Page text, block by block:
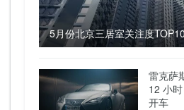
5月份北京三居室关注度
雷克萨
12 小
开车